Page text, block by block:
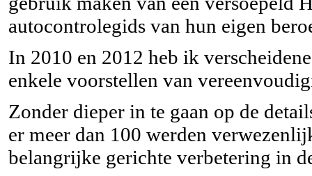
autocontrolegids van hun eigen
In 2010 en 2012 heb ik
enkele voorstellen van
Zonder dieper in te gaan op de
er meer dan 100 werden
belangrijke gerichte verbetering in